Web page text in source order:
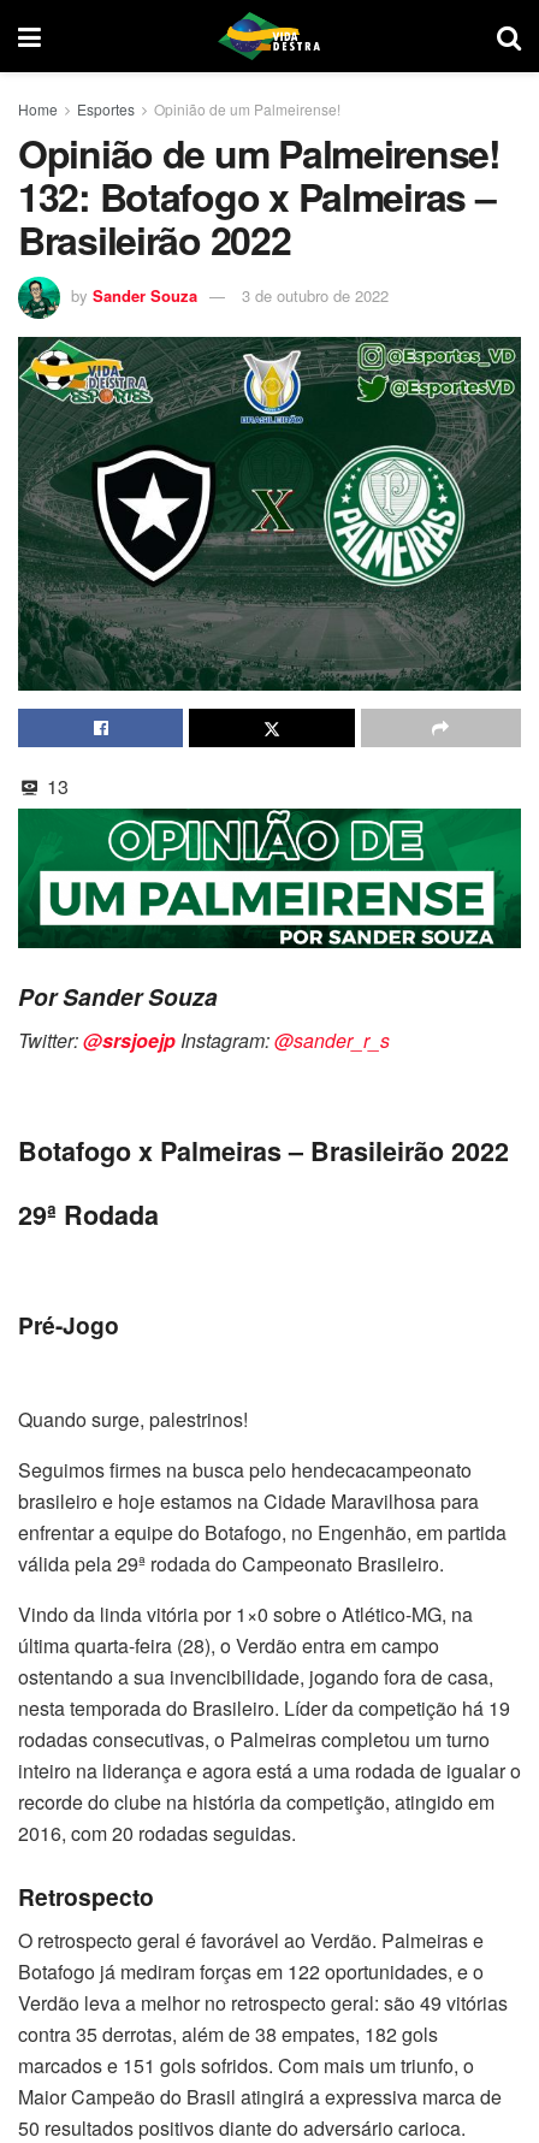
Home Esportes Opinião de um Palmeirense!
Opinião de um Palmeirense!
132: Botafogo x Palmeiras –
Brasileirão 2022
by Sander Souza 3 de outubro de 2022
13
Por Sander Souza
Twitter:@srsjoejp Instagram:@sander_r_s
Botafogo x Palmeiras – Brasileirão 2022
29ª Rodada
Pré-Jogo
Quando surge, palestrinos!
Seguimos firmes na busca pelo hendecacampeonato
brasileiro e hoje estamos na Cidade Maravilhosa para
enfrentar a equipe do Botafogo, no Engenhão, em partida
válida pela 29ª rodada do Campeonato Brasileiro.
Vindo da linda vitória por 1×0 sobre o Atlético-MG, na
última quarta-feira (28), o Verdão entra em campo
ostentando a sua invencibilidade, jogando fora de casa,
nesta temporada do Brasileiro. Líder da competição há 19
rodadas consecutivas, o Palmeiras completou um turno
inteiro na liderança e agora está a uma rodada de igualar o
recorde do clube na história da competição, atingido em
2016, com 20 rodadas seguidas.
Retrospecto
O retrospecto geral é favorável ao Verdão. Palmeiras e
Botafogo já mediram forças em 122 oportunidades, e o
Verdão leva a melhor no retrospecto geral: são 49 vitórias
contra 35 derrotas, além de 38 empates, 182 gols
marcados e 151 gols sofridos. Com mais um triunfo, o
Maior Campeão do Brasil atingirá a expressiva marca de
50 resultados positivos diante do adversário carioca.